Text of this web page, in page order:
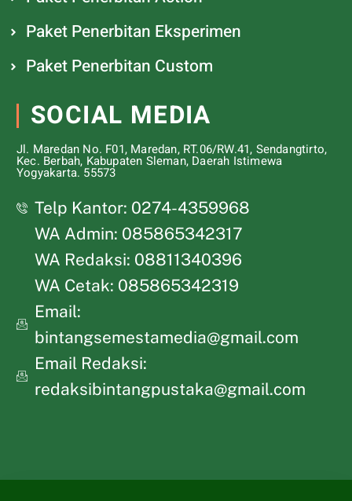
Paket Penerbitan Eksperimen
Paket Penerbitan Custom
SOCIAL MEDIA
Jl. Maredan No. F01, Maredan, RT.06/RW.41, Sendangtirto,
Kec. Berbah, Kabupaten Sleman, Daerah Istimewa
Yogyakarta. 55573
Telp Kantor: 0274-4359968
WA Admin: 085865342317
WA Redaksi: 08811340396
WA Cetak: 085865342319
Email:
bintangsemestamedia@gmail.com
Email Redaksi:
redaksibintangpustaka@gmail.com